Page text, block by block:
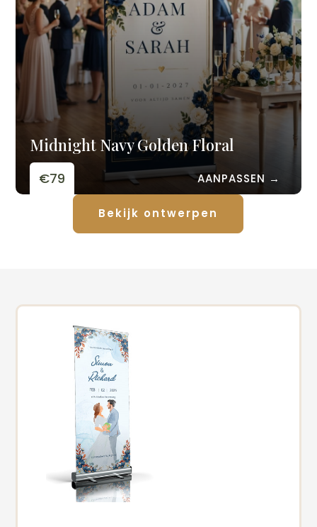
Midnight Navy Golden Floral
€79 AANPASSEN →
Bekijk ontwerpen